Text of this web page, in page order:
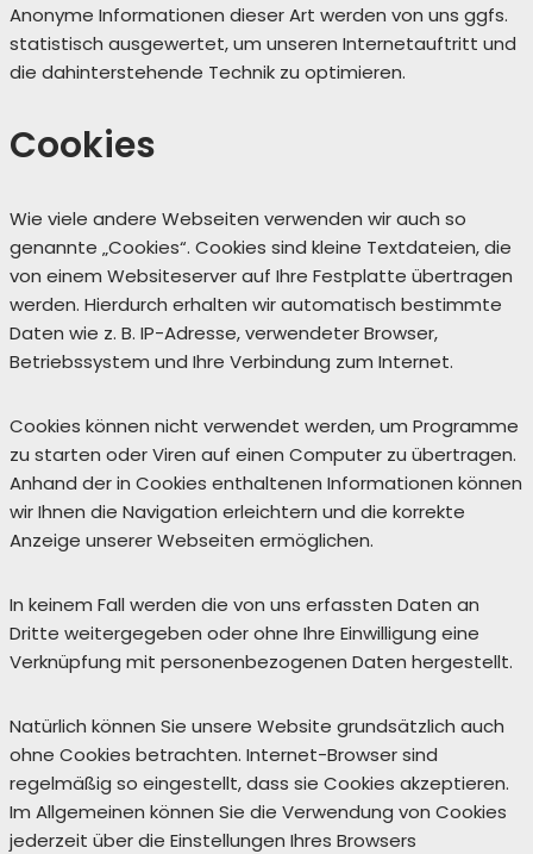
Anonyme Informationen dieser Art werden von uns ggfs.
statistisch ausgewertet, um unseren Internetauftritt und
die dahinterstehende Technik zu optimieren.
Cookies
Wie viele andere Webseiten verwenden wir auch so
genannte „Cookies“. Cookies sind kleine Textdateien, die
von einem Websiteserver auf Ihre Festplatte übertragen
werden. Hierdurch erhalten wir automatisch bestimmte
Daten wie z. B. IP-Adresse, verwendeter Browser,
Betriebssystem und Ihre Verbindung zum Internet.
Cookies können nicht verwendet werden, um Programme
zu starten oder Viren auf einen Computer zu übertragen.
Anhand der in Cookies enthaltenen Informationen können
wir Ihnen die Navigation erleichtern und die korrekte
Anzeige unserer Webseiten ermöglichen.
In keinem Fall werden die von uns erfassten Daten an
Dritte weitergegeben oder ohne Ihre Einwilligung eine
Verknüpfung mit personenbezogenen Daten hergestellt.
Natürlich können Sie unsere Website grundsätzlich auch
ohne Cookies betrachten. Internet-Browser sind
regelmäßig so eingestellt, dass sie Cookies akzeptieren.
Im Allgemeinen können Sie die Verwendung von Cookies
jederzeit über die Einstellungen Ihres Browsers